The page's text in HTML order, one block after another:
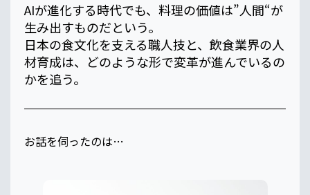
AIが進化する時代でも、料理の価値は”人間“が
生み出すものだという。
日本の食文化を支える職人技と、飲食業界の人
材育成は、どのような形で変革が進んでいるの
かを追う。
お話を伺ったのは…